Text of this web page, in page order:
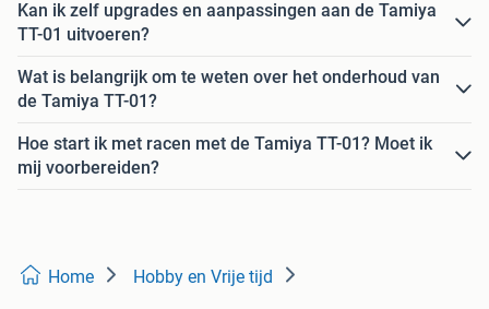
Kan ik zelf upgrades en aanpassingen aan de Tamiya
TT-01 uitvoeren?
Wat is belangrijk om te weten over het onderhoud van
de Tamiya TT-01?
Hoe start ik met racen met de Tamiya TT-01? Moet ik
mij voorbereiden?
Home Hobby en Vrije tijd